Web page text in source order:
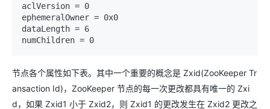
aclVersion = 0
ephemeralOwner = 0x0
dataLength = 6
节点各个属性如下表。其中一个重要的概念是 Zxid(ZooKeeper Tr
ansaction Id)，ZooKeeper 节点的每一次更改都具有唯一的 Zxi
d，如果 Zxid1 小于 Zxid2，则 Zxid1 的更改发生在 Zxid2 更改之